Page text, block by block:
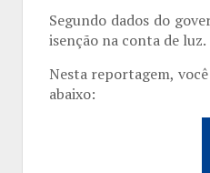
Segundo dados do
isenção na conta de luz.
Nesta reportagem,
abaixo: